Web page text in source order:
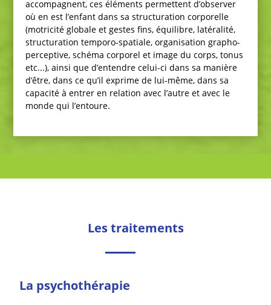
accompagnent, ces éléments permettent d’observer
où en est l’enfant dans sa structuration corporelle
(motricité globale et gestes fins, équilibre, latéralité,
structuration temporo-spatiale, organisation grapho-
perceptive, schéma corporel et image du corps, tonus
etc...), ainsi que d’entendre celui-ci dans sa manière
d’être, dans ce qu’il exprime de lui-même, dans sa
capacité à entrer en relation avec l’autre et avec le
monde qui l’entoure.
Les traitements
La psychothérapie